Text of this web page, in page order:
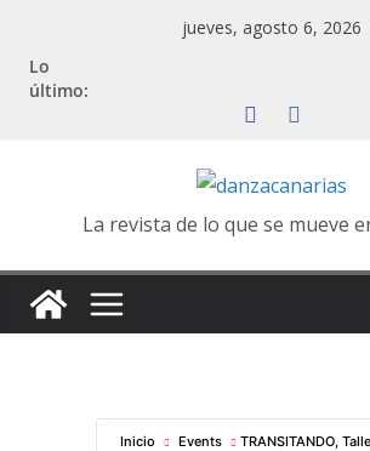
contenido
jueves, agosto 6, 2026
Lo
último:
La revista de lo que se mueve
Inicio Events
TRANSITANDO,